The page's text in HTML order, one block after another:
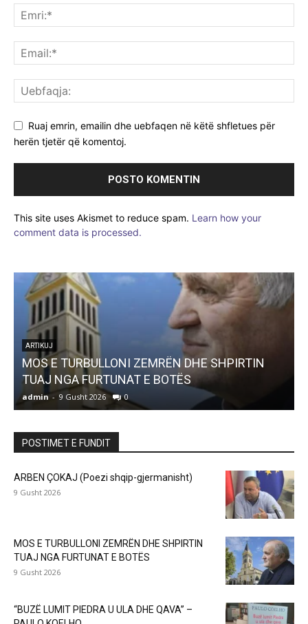
Ruaj emrin, emailin dhe uebfaqen në këtë shfletues për
herën tjetër që komentoj.
This site uses Akismet to reduce spam. Learn how your
comment data is processed.
ARTIKUJ
MOS E TURBULLONI ZEMRËN DHE SHPIRTIN
TUAJ NGA FURTUNAT E BOTËS
admin - 9 Gusht 2026 0
POSTIMET E FUNDIT
ARBEN ÇOKAJ (Poezi shqip-gjermanisht)
9 Gusht 2026
MOS E TURBULLONI ZEMRËN DHE SHPIRTIN
TUAJ NGA FURTUNAT E BOTËS
9 Gusht 2026
“BUZË LUMIT PIEDRA U ULA DHE QAVA” –